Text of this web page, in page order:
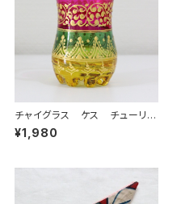
チャイグラス ケス チューリッ
プ ピンク×グリーン
¥1,980